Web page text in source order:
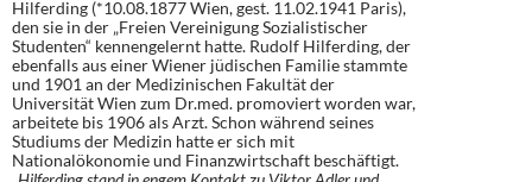
Hilferding (*10.08.1877 Wien, gest. 11.02.1941 Paris),
den sie in der „Freien Vereinigung Sozialistischer
Studenten“ kennengelernt hatte. Rudolf Hilferding, der
ebenfalls aus einer Wiener jüdischen Familie stammte
und 1901 an der Medizinischen Fakultät der
Universität Wien zum Dr.med. promoviert worden war,
arbeitete bis 1906 als Arzt. Schon während seines
Studiums der Medizin hatte er sich mit
Nationalökonomie und Finanzwirtschaft beschäftigt.